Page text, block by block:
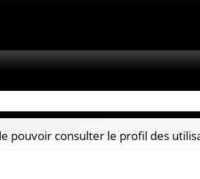
pouvoir consulter le profil des